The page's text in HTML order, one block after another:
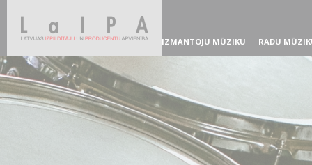
IZMANTOJU MŪZIKU RADU